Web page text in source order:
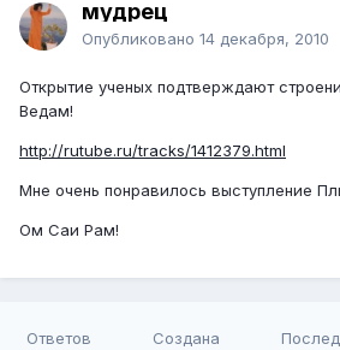
мудрец
Опубликовано 14 декабря, 2010
Открытие ученых подтверждают
Ведам!
http://rutube.ru/tracks/1412379.html
Мне очень понравилось выступление
Ом Саи Рам!
Ответов Создана